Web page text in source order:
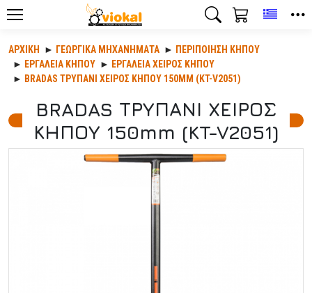
ΑΡΧΙΚΉ ΓΕΩΡΓΙΚΆ ΜΗΧΑΝΉΜΑΤΑ
ΠΕΡΙΠΟΊΗΣΗ ΚΉΠΟΥ
ΕΡΓΑΛΕΙΑ ΚΗΠΟΥ
ΕΡΓΑΛΕΙΑ ΧΕΙΡΟΣ ΚΗΠΟΥ
BRADAS ΤΡΥΠΑΝΙ ΧΕΙΡΟΣ ΚΗΠΟΥ 150MM (KT-V2051)
BRADAS ΤΡΥΠΑΝΙ ΧΕΙΡΟΣ
ΚΗΠΟΥ 150mm (KT-V2051)